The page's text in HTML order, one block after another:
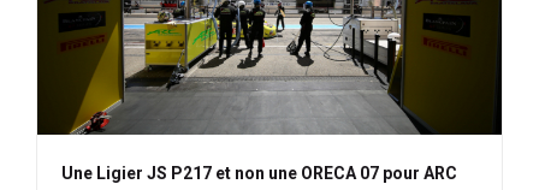
Une Ligier JS P217 et non une ORECA 07 pour ARC